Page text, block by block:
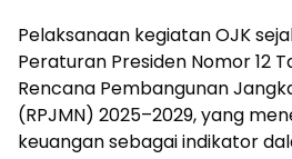
Pelaksanaan kegiatan OJK
Peraturan Presiden Nomor 12
Rencana Pembangunan
(RPJMN) 2025–2029, yang
keuangan sebagai indikator